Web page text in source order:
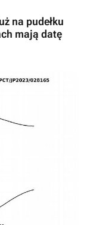
na pudełku
mają datę